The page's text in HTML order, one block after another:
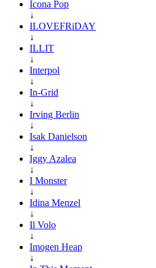
Icona Pop
↓
ILOVEFRiDAY
↓
ILLIT
↓
Interpol
↓
In-Grid
↓
Irving Berlin
↓
Isak Danielson
↓
Iggy Azalea
↓
I Monster
↓
Idina Menzel
↓
Il Volo
↓
Imogen Heap
↓